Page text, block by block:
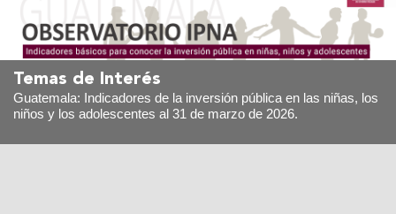
Temas de Interés
Guatemala: Indicadores de la inversión pública en las niñas, los
niños y los adolescentes al 31 de marzo de 2026.